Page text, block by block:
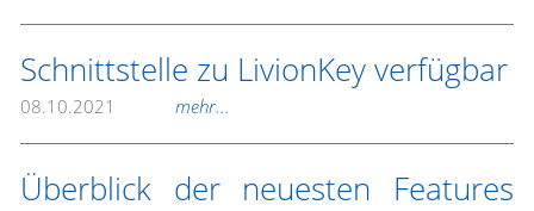
Schnittstelle zu LivionKey verfügbar
08.10.2021 mehr...
Überblick der neuesten Features